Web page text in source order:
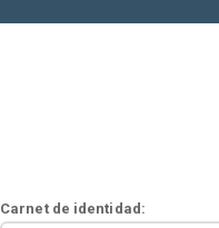
Carnet de identidad: